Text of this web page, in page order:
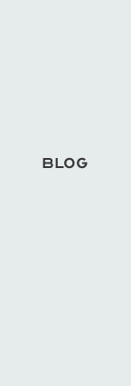
BLOG